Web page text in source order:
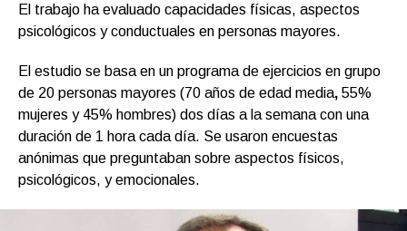
El trabajo ha evaluado capacidades físicas, aspectos
psicológicos y conductuales en personas mayores.
El estudio se basa en un programa de ejercicios en grupo
de 20 personas mayores (70 años de edad media, 55%
mujeres y 45% hombres) dos días a la semana con una
duración de 1 hora cada día. Se usaron encuestas
anónimas que preguntaban sobre aspectos físicos,
psicológicos, y emocionales.